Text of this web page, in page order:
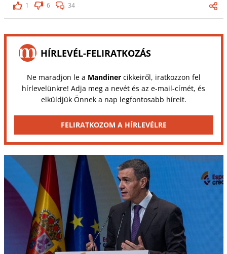
1
6 34
HÍRLEVÉL-FELIRATKOZÁS
Ne maradjon le a Mandinercikkeiről, iratkozzon fel
hírlevelünkre! Adja meg a nevét és az e-mail-címét, és
elküldjük Önnek a nap legfontosabb híreit.
FELIRATKOZOM A HÍRLEVÉLRE